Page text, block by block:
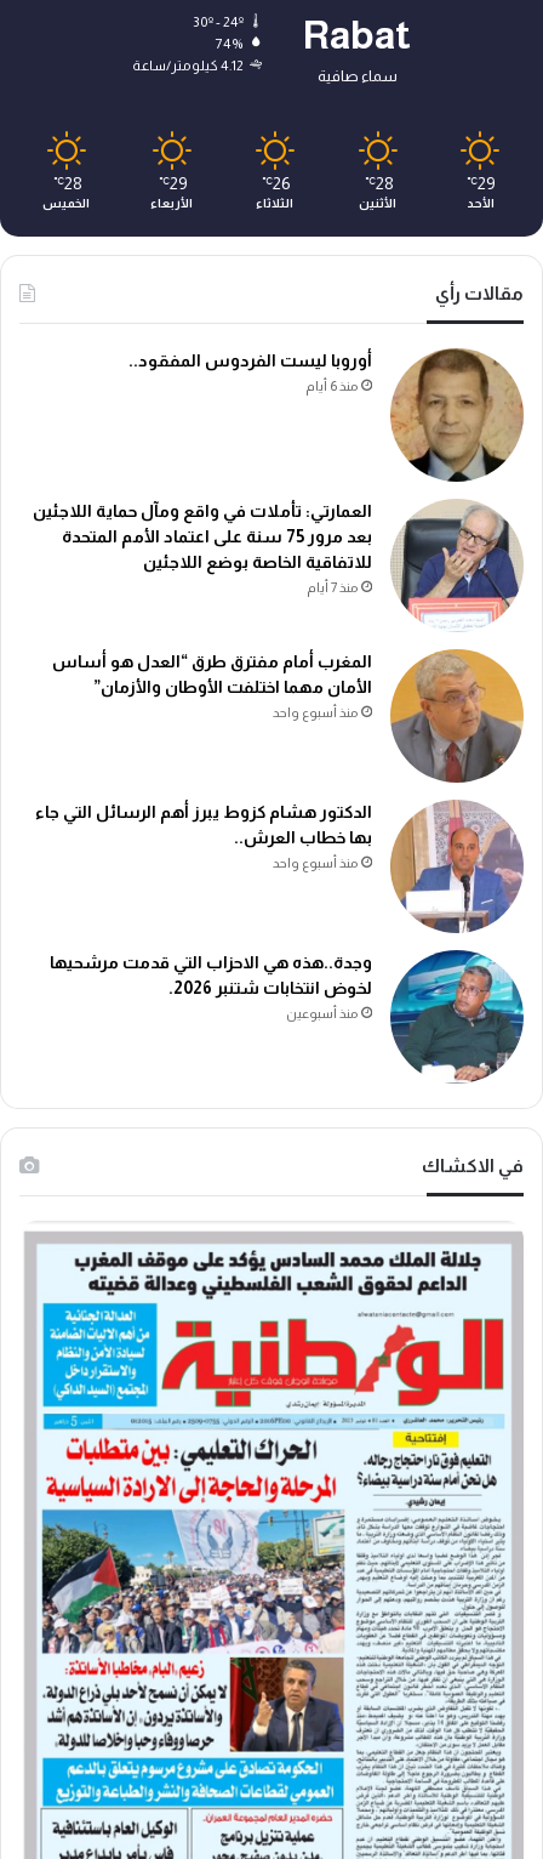
Rabat
سماء صافية
74%
4.12 كيلومتر/ساعة
29
℃
الأحد
28
℃
الأثنين
26
℃
الثلاثاء
29
℃
الأربعاء
28
℃
الخميس
مقالات رأي
أوروبا ليست الفردوس المفقود..
منذ 6 أيام
العمارتي: تأملات في واقع ومآل حماية اللاجئين
بعد مرور 75 سنة على اعتماد الأمم المتحدة
للاتفاقية الخاصة بوضع اللاجئين
منذ 7 أيام
المغرب أمام مفترق طرق “العدل هو أساس
الأمان مهما اختلفت الأوطان والأزمان”
منذ أسبوع واحد
الدكتور هشام كزوط يبرز أهم الرسائل التي جاء
بها خطاب العرش..
منذ أسبوع واحد
وجدة..هذه هي الاحزاب التي قدمت مرشحيها
لخوض انتخابات شتنبر 2026.
منذ أسبوعين
في الاكشاك